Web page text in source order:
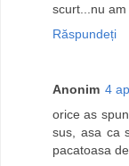
scurt...nu
Răspundeți
Anonim 4
orice as
sus, asa ca
pacatoasa